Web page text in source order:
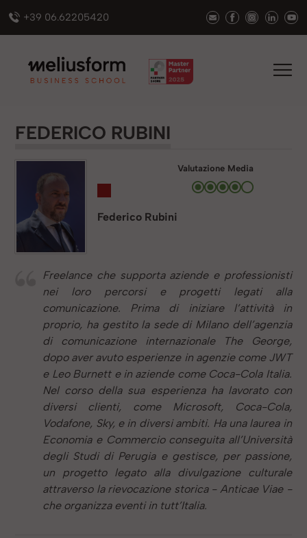
+39 06.62205420
FEDERICO RUBINI
Federico Rubini
Valutazione Media
Freelance che supporta aziende e professionisti
nei loro percorsi e progetti legati alla
comunicazione. Prima di iniziare l’attività in
proprio, ha gestito la sede di Milano dell’agenzia
di comunicazione internazionale The George,
dopo aver avuto esperienze in agenzie come JWT
e Leo Burnett e in aziende come Coca-Cola Italia.
Nel corso della sua esperienza ha lavorato con
diversi clienti, come Microsoft, Coca-Cola,
Vodafone, Sky, e in diversi ambiti. Ha una laurea in
Economia e Commercio conseguita all’Università
degli Studi di Perugia e gestisce, per passione,
un progetto legato alla divulgazione culturale
attraverso la rievocazione storica - Anticae Viae -
che organizza eventi in tutt’Italia.